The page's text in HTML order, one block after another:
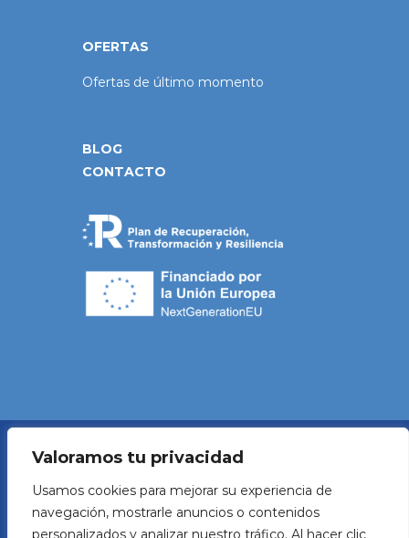
Valoramos tu privacidad
Usamos cookies para mejorar su experiencia de
navegación, mostrarle anuncios o contenidos
personalizados y analizar nuestro tráfico. Al hacer clic
OFERTAS
Ofertas de último momento
BLOG
CONTACTO